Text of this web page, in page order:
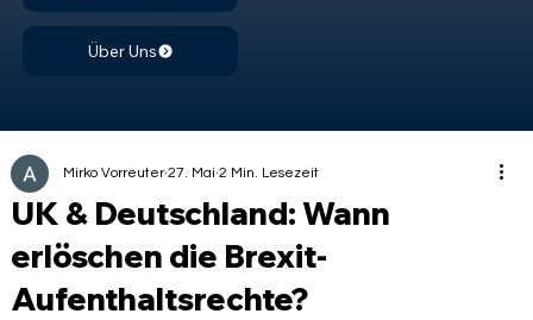
Über Uns
UK & Deutschland: Wann
erlöschen die Brexit-
Aufenthaltsrechte?
Mirko Vorreuter 27. Mai 2 Min. Lesezeit